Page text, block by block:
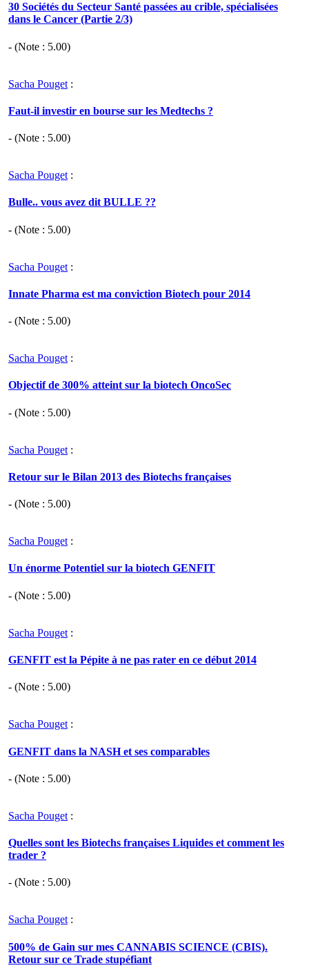
30 Sociétés du Secteur Santé passées au crible, spécialisées
dans le Cancer (Partie 2/3)
- (Note : 5.00)
Sacha Pouget :
Faut-il investir en bourse sur les Medtechs ?
- (Note : 5.00)
Sacha Pouget :
Bulle.. vous avez dit BULLE ??
- (Note : 5.00)
Sacha Pouget :
Innate Pharma est ma conviction Biotech pour 2014
- (Note : 5.00)
Sacha Pouget :
Objectif de 300% atteint sur la biotech OncoSec
- (Note : 5.00)
Sacha Pouget :
Retour sur le Bilan 2013 des Biotechs françaises
- (Note : 5.00)
Sacha Pouget :
Un énorme Potentiel sur la biotech GENFIT
- (Note : 5.00)
Sacha Pouget :
GENFIT est la Pépite à ne pas rater en ce début 2014
- (Note : 5.00)
Sacha Pouget :
GENFIT dans la NASH et ses comparables
- (Note : 5.00)
Sacha Pouget :
Quelles sont les Biotechs françaises Liquides et comment les
trader ?
- (Note : 5.00)
Sacha Pouget :
500% de Gain sur mes CANNABIS SCIENCE (CBIS).
Retour sur ce Trade stupéfiant